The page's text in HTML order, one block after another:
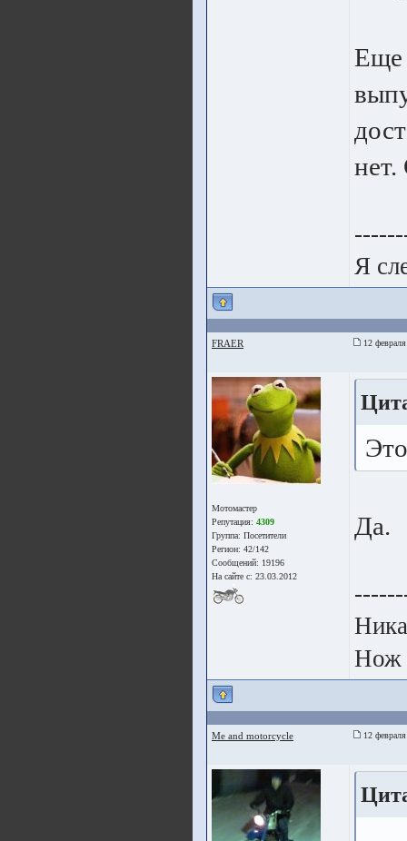
Еще
нет.
Я
FRAER 12
Мотомастер
Репутация: 4309
Группа: Посетители
Регион: 42/142
Сообщений: 19196
На сайте с: 23.03.2012
Да.
Нож
Me and motorcycle 12